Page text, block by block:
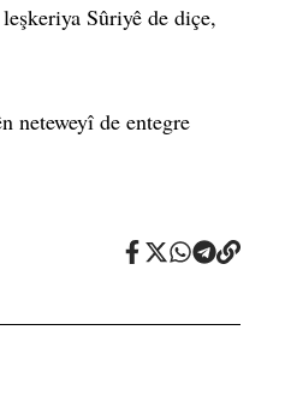
Sûriyê de diçe,
neteweyî de entegre